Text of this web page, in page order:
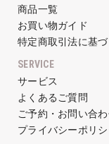
商品一覧
お買い物ガイド
特定商取引法に基
SERVICE
サービス
よくあるご質問
ご予約・お問い合
プライバシーポリ